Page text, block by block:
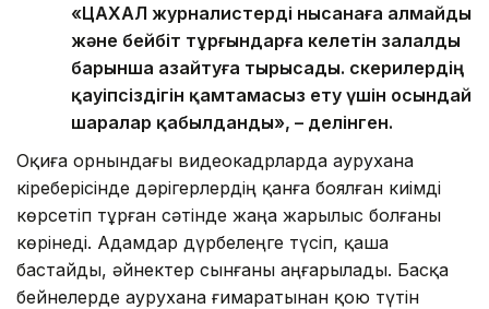
«ЦАХАЛ журналистерді нысанаға алмайды
және бейбіт тұрғындарға келетін залалды
барынша азайтуға тырысады. Әскерилердің
қауіпсіздігін қамтамасыз ету үшін осындай
шаралар қабылданды», – делінген.
Оқиға орнындағы видеокадрларда аурухана
кіреберісінде дәрігерлердің қанға боялған киімді
көрсетіп тұрған сәтінде жаңа жарылыс болғаны
көрінеді. Адамдар дүрбелеңге түсіп, қаша
бастайды, әйнектер сынғаны аңғарылады. Басқа
бейнелерде аурухана ғимаратынан қою түтін